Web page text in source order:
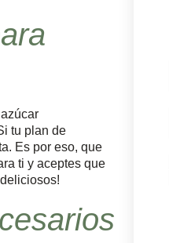
tu plan de
Es por eso, que
ti y aceptes que